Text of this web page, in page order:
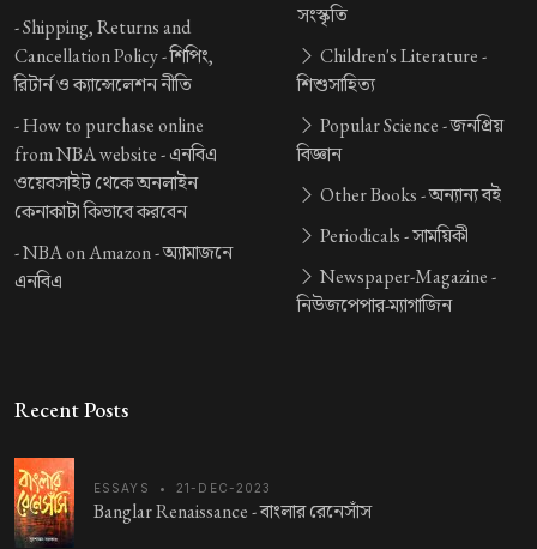
-Shipping, Returns and
Cancellation Policy -শিপিং,
রিটার্ন ও ক্যান্সেলেশন নীতি
-How to purchase online
from NBA website -এনবিএ
ওয়েবসাইট থেকে অনলাইন
কেনাকাটা কিভাবে করবেন
-NBA on Amazon -অ্যামাজনে
এনবিএ
সংস্কৃতি
Children's Literature -
শিশুসাহিত্য
Popular Science -জনপ্রিয়
বিজ্ঞান
Other Books -অন্যান্য বই
Periodicals -সাময়িকী
Newspaper-Magazine -
নিউজপেপার-ম্যাগাজিন
Recent Posts
ESSAYS • 21-DEC-2023
Banglar Renaissance -বাংলার রেনেসাঁস